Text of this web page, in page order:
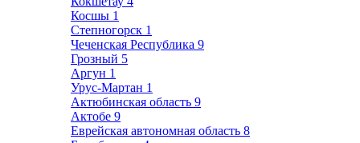
Косшы 1
Степногорск 1
Чеченская Республика 9
Грозный 5
Аргун 1
Урус-Мартан 1
Актюбинская область 9
Актобе 9
Еврейская автономная область 8